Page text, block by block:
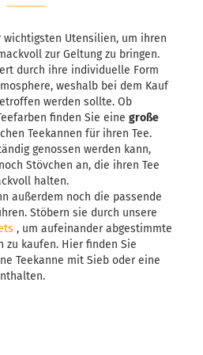
wichtigsten Utensilien, um ihren
zur Geltung zu bringen.
durch ihre individuelle Form
weshalb bei dem Kauf
werden sollte. Ob
finden Sie eine große
Teekannen für ihren Tee.
genossen werden kann,
Stövchen an, die ihren Tee
halten.
außerdem noch die passende
Stöbern sie durch unsere
, um aufeinander abgestimmte
zu kaufen. Hier finden Sie
Teekanne mit Sieb oder eine